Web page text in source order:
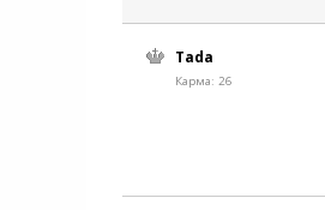
Tada
Карма: 26